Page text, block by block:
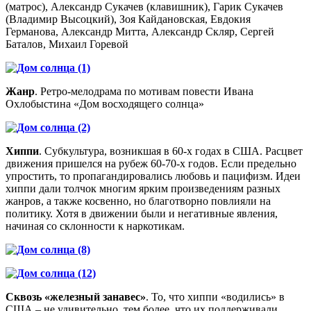
(матрос), Александр Сукачев (клавишник), Гарик Сукачев
(Владимир Высоцкий), Зоя Кайдановская, Евдокия
Германова, Александр Митта, Александр Скляр, Сергей
Баталов, Михаил Горевой
Жанр. Ретро-мелодрама по мотивам повести Ивана
Охлобыстина «Дом восходящего солнца»
Хиппи. Субкультура, возникшая в 60-х годах в США. Расцвет
движения пришелся на рубеж 60-70-х годов. Если предельно
упростить, то пропагандировались любовь и пацифизм. Идеи
хиппи дали толчок многим ярким произведениям разных
жанров, а также косвенно, но благотворно повлияли на
политику. Хотя в движении были и негативные явления,
начиная со склонности к наркотикам.
Сквозь «железный занавес». То, что хиппи «водились» в